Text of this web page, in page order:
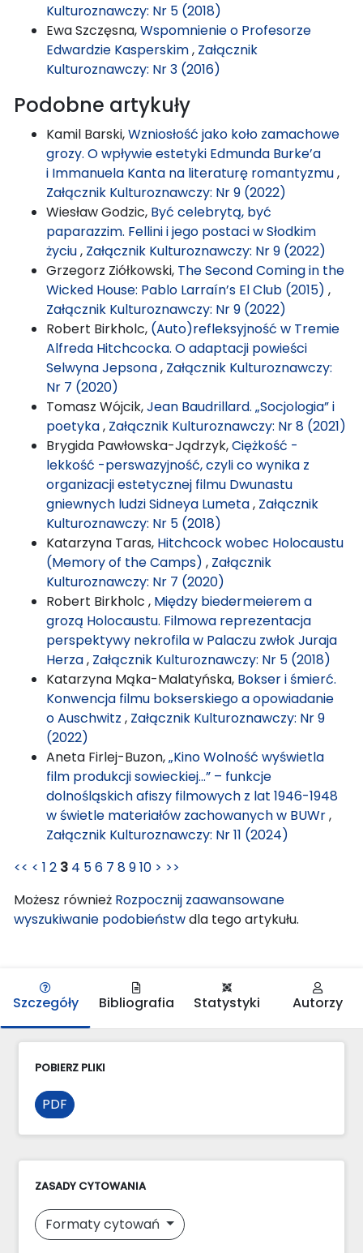
Kulturoznawczy: Nr 5 (2018)
Ewa Szczęsna,Wspomnienie o Profesorze
Edwardzie Kasperskim, Załącznik
Kulturoznawczy: Nr 3 (2016)
Podobne artykuły
Kamil Barski,Wzniosłość jako koło zamachowe
grozy. O wpływie estetyki Edmunda Burke’a
i Immanuela Kanta na literaturę romantyzmu,
Załącznik Kulturoznawczy: Nr 9 (2022)
Wiesław Godzic, Być celebrytą, być
paparazzim. Fellini i jego postaci w Słodkim
życiu, Załącznik Kulturoznawczy: Nr 9 (2022)
Grzegorz Ziółkowski, The Second Coming in the
Wicked House: Pablo Larraín’s El Club (2015) ,
Załącznik Kulturoznawczy: Nr 9 (2022)
Robert Birkholc, (Auto)refleksyjność w Tremie
Alfreda Hitchcocka. O adaptacji powieści
Selwyna Jepsona, Załącznik Kulturoznawczy:
Nr 7 (2020)
Tomasz Wójcik,Jean Baudrillard. „Socjologia” i
poetyka, Załącznik Kulturoznawczy: Nr 8 (2021)
Brygida Pawłowska-Jądrzyk,Ciężkość -
lekkość -perswazyjność, czyli co wynika z
organizacji estetycznej filmu Dwunastu
gniewnych ludzi Sidneya Lumeta, Załącznik
Kulturoznawczy: Nr 5 (2018)
Katarzyna Taras, Hitchcock wobec Holocaustu
(Memory of the Camps) , Załącznik
Kulturoznawczy: Nr 7 (2020)
Robert Birkholc , Między biedermeierem a
grozą Holocaustu. Filmowa reprezentacja
perspektywy nekrofila w Palaczu zwłok Juraja
Herza, Załącznik Kulturoznawczy: Nr 5 (2018)
Katarzyna Mąka-Malatyńska, Bokser i śmierć.
Konwencja filmu bokserskiego a opowiadanie
o Auschwitz , Załącznik Kulturoznawczy: Nr 9
(2022)
Aneta Firlej-Buzon,„Kino Wolność wyświetla
film produkcji sowieckiej…” – funkcje
dolnośląskich afiszy filmowych z lat 1946-1948
w świetle materiałów zachowanych w BUWr,
Załącznik Kulturoznawczy: Nr 11 (2024)
<< < 1 2 3 4 56 7 8910 > >>
Możesz również Rozpocznij zaawansowane
wyszukiwanie podobieństwdla tego artykułu.
Szczegóły Bibliografia Statystyki Autorzy
POBIERZ PLIKI
PDF
ZASADY CYTOWANIA
Formaty cytowań